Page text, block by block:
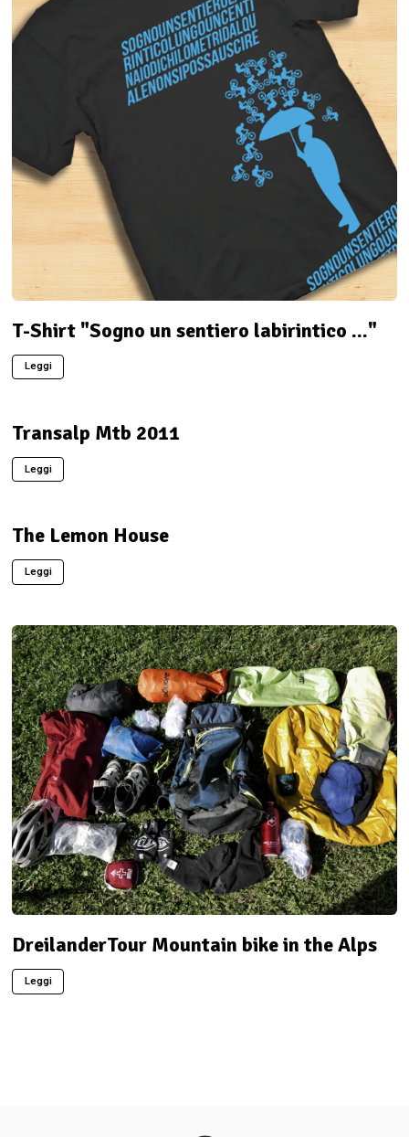
T-Shirt "Sogno un sentiero labirintico ..."
Leggi
Transalp Mtb 2011
Leggi
The Lemon House
Leggi
DreilanderTour Mountain bike in the Alps
Leggi